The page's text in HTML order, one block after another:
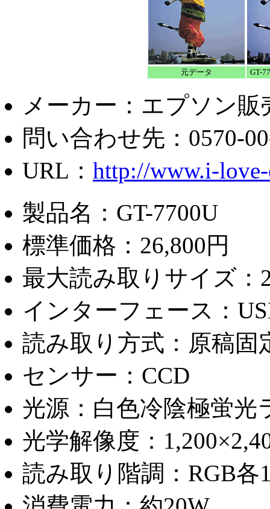
元データ GT-
メーカー：エプソン販
問い合わせ先：0570-
URL： http://www.i-
製品名：GT-7700U
標準価格：26,800円
最大読み取りサイズ：
インターフェース：
読み取り方式：原稿固
センサー：CCD
光源：白色冷陰極蛍光
光学解像度：
読み取り階調：RGB各